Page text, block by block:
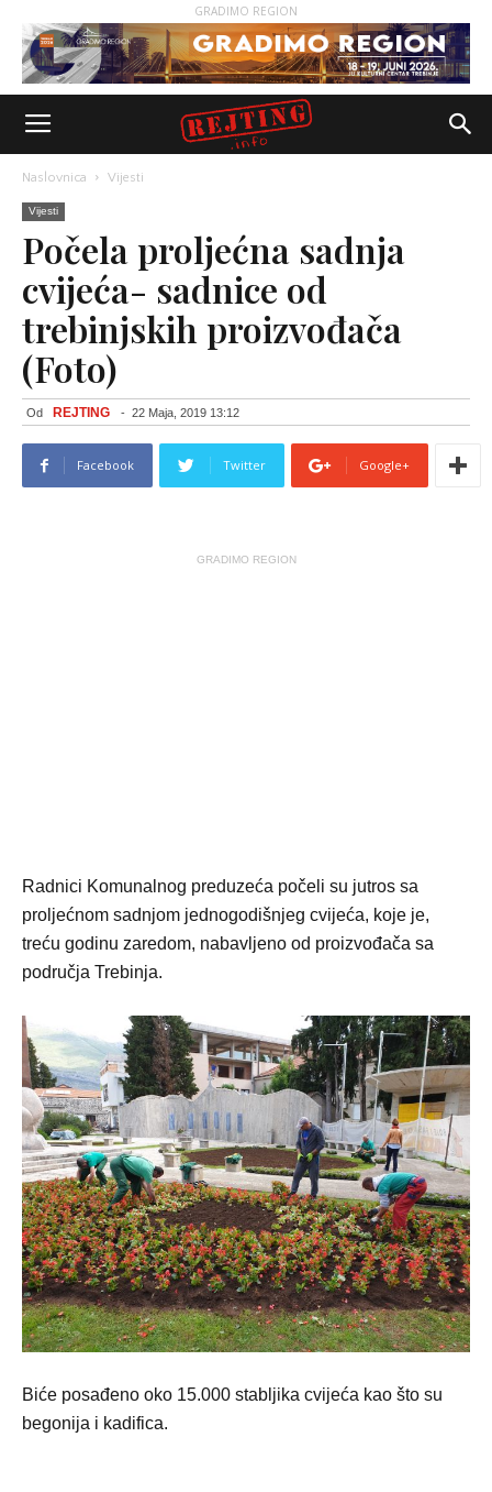
GRADIMO REGION
Naslovnica Vijesti
Vijesti
Počela proljećna sadnja
cvijeća- sadnice od
trebinjskih proizvođača
(Foto)
Od REJTING - 22 Maja, 2019 13:12
Facebook Twitter Google+
GRADIMO REGION
Radnici Komunalnog preduzeća počeli su jutros sa
proljećnom sadnjom jednogodišnjeg cvijeća, koje je,
treću godinu zaredom, nabavljeno od proizvođača sa
područja Trebinja.
Biće posađeno oko 15.000 stabljika cvijeća kao što su
begonija i kadifica.